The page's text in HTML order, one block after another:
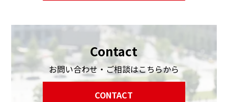
Contact
お問い合わせ・ご相談はこちらから
CONTACT